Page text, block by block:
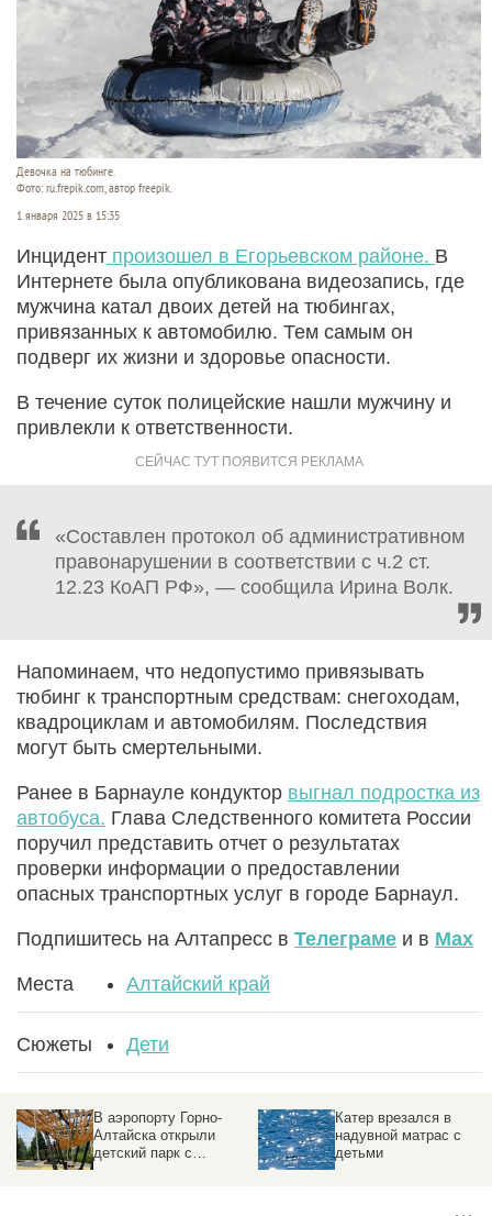
Девочка на тюбинге.
Фото: ru.frepik.com, автор freepik.
1 января 2025 в 15:35
Инцидент произошел в Егорьевском районе. В
Интернете была опубликована видеозапись, где
мужчина катал двоих детей на тюбингах,
привязанных к автомобилю. Тем самым он
подверг их жизни и здоровье опасности.
В течение суток полицейские нашли мужчину и
привлекли к ответственности.
«Составлен протокол об административном
правонарушении в соответствии с ч.2 ст.
12.23 КоАП РФ», — сообщила Ирина Волк.
Напоминаем, что недопустимо привязывать
тюбинг к транспортным средствам: снегоходам,
квадроциклам и автомобилям. Последствия
могут быть смертельными.
Ранее в Барнауле кондуктор выгнал подростка из
автобуса. Глава Следственного комитета России
поручил представить отчет о результатах
проверки информации о предоставлении
опасных транспортных услуг в городе Барнаул.
Подпишитесь на Алтапресс в Телеграме и в Max
Места Алтайский край
Сюжеты Дети
В аэропорту Горно-
Алтайска открыли
детский парк с
Катер врезался в
надувной матрас с
детьми